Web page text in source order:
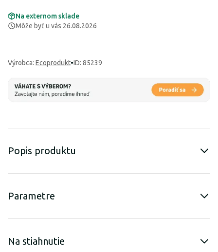
Na externom sklade
Môže byť u vás 26.08.2026
Výrobca: Ecoprodukt•ID: 85239
Popis produktu
Parametre
Na stiahnutie